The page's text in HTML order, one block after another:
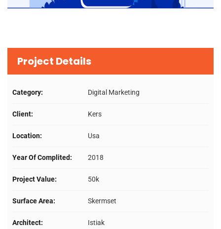
Project Details
Category: Digital Marketing
Client: Kers
Location: Usa
Year Of Complited: 2018
Project Value: 50k
Surface Area: Skermset
Architect: Istiak